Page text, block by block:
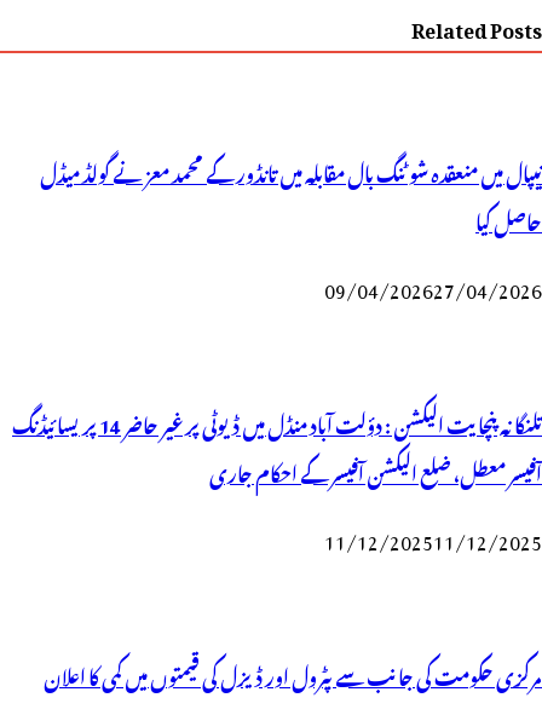
Related Posts
نیپال میں منعقدہ شوٹنگ بال مقابلہ میں تانڈور کے محمد معز نے گولڈ میڈل
حاصل کیا
09/04/202627/04/2026
تلنگانہ پنچایت الیکشن : دؤلت آباد منڈل میں ڈیوٹی پر غیر حاضر 14 پریسائیڈنگ
آفیسر معطل، ضلع الیکشن آفیسر کے احکام جاری
11/12/202511/12/2025
مرکزی حکومت کی جانب سے پٹرول اور ڈیزل کی قیمتوں میں کمی کا اعلان